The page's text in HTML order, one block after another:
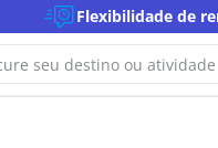
Flexibilidade de